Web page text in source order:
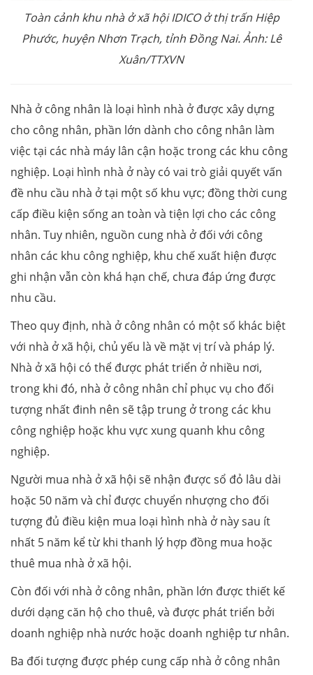
Toàn cảnh khu nhà ở xã hội IDICO ở thị trấn Hiệp
Phước, huyện Nhơn Trạch, tỉnh Đồng Nai. Ảnh: Lê
Xuân/TTXVN
Nhà ở công nhân là loại hình nhà ở được xây dựng
cho công nhân, phần lớn dành cho công nhân làm
việc tại các nhà máy lân cận hoặc trong các khu công
nghiệp. Loại hình nhà ở này có vai trò giải quyết vấn
đề nhu cầu nhà ở tại một số khu vực; đồng thời cung
cấp điều kiện sống an toàn và tiện lợi cho các công
nhân. Tuy nhiên, nguồn cung nhà ở đối với công
nhân các khu công nghiệp, khu chế xuất hiện được
ghi nhận vẫn còn khá hạn chế, chưa đáp ứng được
nhu cầu.
Theo quy định, nhà ở công nhân có một số khác biệt
với nhà ở xã hội, chủ yếu là về mặt vị trí và pháp lý.
Nhà ở xã hội có thể được phát triển ở nhiều nơi,
trong khi đó, nhà ở công nhân chỉ phục vụ cho đối
tượng nhất đinh nên sẽ tập trung ở trong các khu
công nghiệp hoặc khu vực xung quanh khu công
nghiệp.
Người mua nhà ở xã hội sẽ nhận được sổ đỏ lâu dài
hoặc 50 năm và chỉ được chuyển nhượng cho đối
tượng đủ điều kiện mua loại hình nhà ở này sau ít
nhất 5 năm kể từ khi thanh lý hợp đồng mua hoặc
thuê mua nhà ở xã hội.
Còn đối với nhà ở công nhân, phần lớn được thiết kế
dưới dạng căn hộ cho thuê, và được phát triển bởi
doanh nghiệp nhà nước hoặc doanh nghiệp tư nhân.
Ba đối tượng được phép cung cấp nhà ở công nhân